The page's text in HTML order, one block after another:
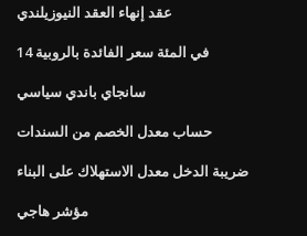
عقد إنهاء العقد النيوزيلندي
14 في المئة سعر الفائدة بالروبية
سانجاي باندي سياسي
حساب معدل الخصم من السندات
ضريبة الدخل معدل الاستهلاك على البناء
مؤشر هاجي